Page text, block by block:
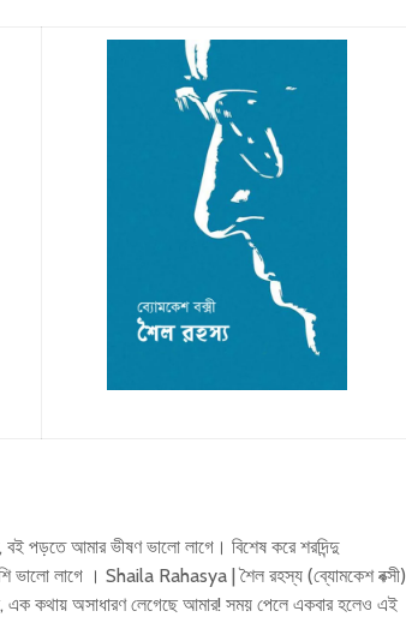
পড়তে আমার ভীষণ ভালো লাগে। বিশেষ করে শরদিন্দু
ভালো লাগে । Shaila Rahasya | শৈল রহস্য (ব্যোমকেশ বক্সী)
এক কথায় অসাধারণ লেগেছে আমার! সময় পেলে একবার হলেও এই